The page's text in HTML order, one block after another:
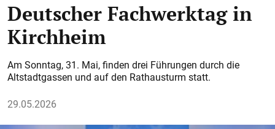
Deutscher Fachwerktag in
Kirchheim
Am Sonntag, 31. Mai, finden drei Führungen durch die
Altstadtgassen und auf den Rathausturm statt.
29.05.2026